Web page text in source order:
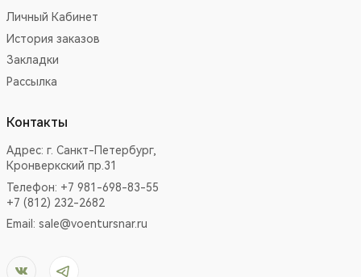
Личный Кабинет
История заказов
Закладки
Рассылка
Контакты
Адрес: г. Санкт-Петербург,
Кронверкский пр.31
Телефон: +7 981-698-83-55
+7 (812) 232-2682
Email: sale@voentursnar.ru